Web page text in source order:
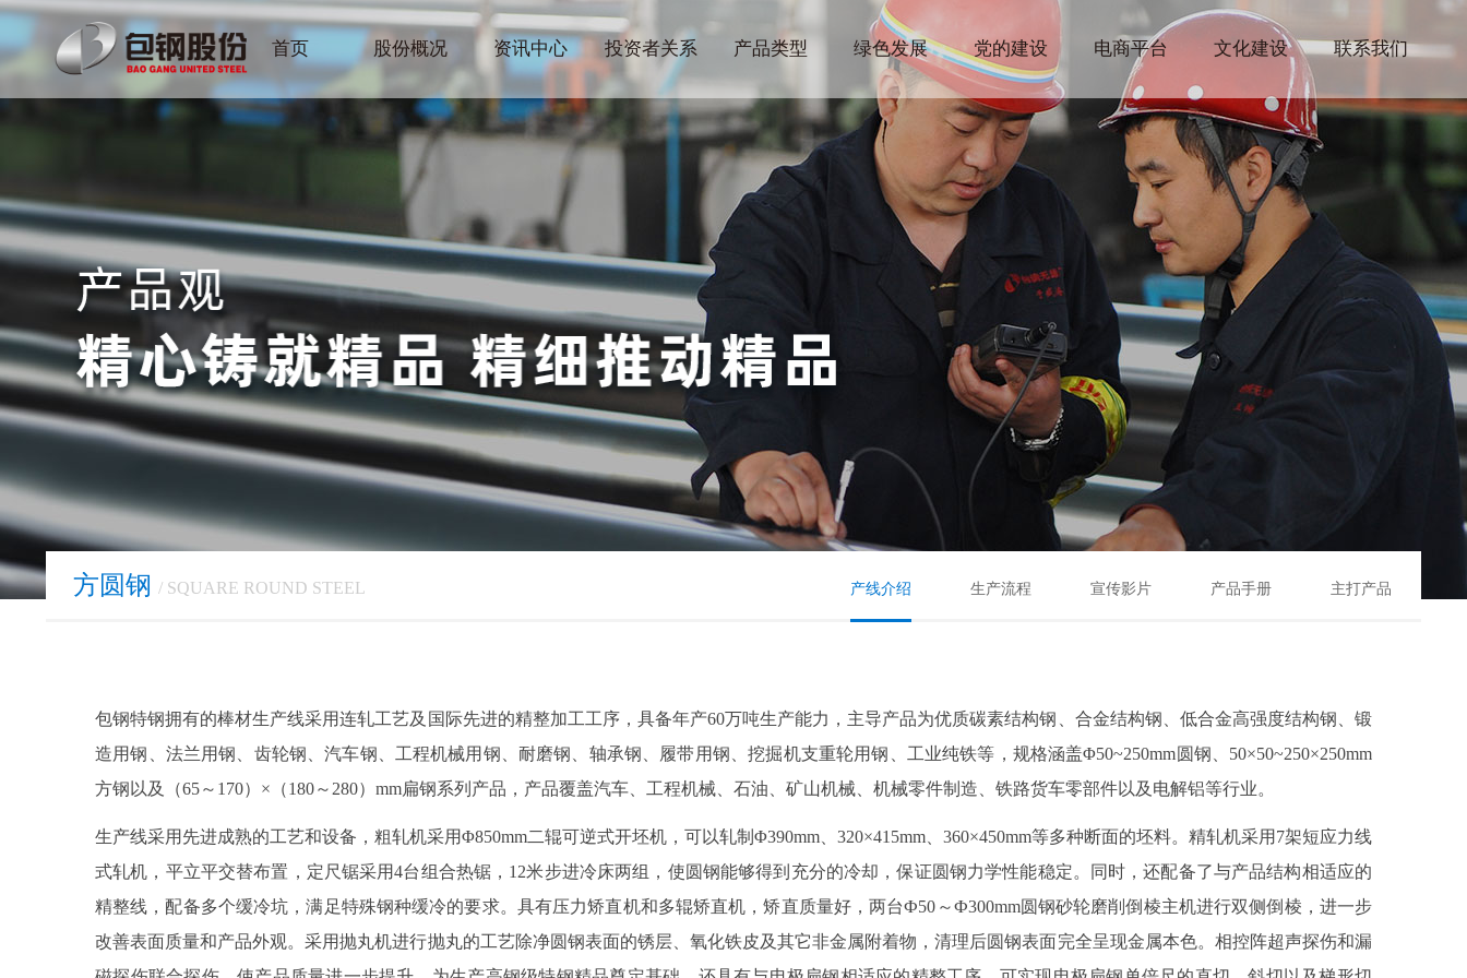
首页 股份概况 资讯中心 投资者关系 产品类型 绿色发展 党的建设 电商平台 文化建设 联系我们
方圆钢 / SQUARE ROUND STEEL 产线介绍 生产流程 宣传影片 产品手册 主打产品
包钢特钢拥有的棒材生产线采用连轧工艺及国际先进的精整加工工序，具备年产60万吨生产能力，主导产品为优质碳素结构钢、合金结构钢、低合金高强度结构钢、锻
造用钢、法兰用钢、齿轮钢、汽车钢、工程机械用钢、耐磨钢、轴承钢、履带用钢、挖掘机支重轮用钢、工业纯铁等，规格涵盖Φ50~250mm圆钢、50×50~250×250mm
方钢以及（65～170）×（180～280）mm扁钢系列产品，产品覆盖汽车、工程机械、石油、矿山机械、机械零件制造、铁路货车零部件以及电解铝等行业。
生产线采用先进成熟的工艺和设备，粗轧机采用Φ850mm二辊可逆式开坯机，可以轧制Φ390mm、320×415mm、360×450mm等多种断面的坯料。精轧机采用7架短应力线
式轧机，平立平交替布置，定尺锯采用4台组合热锯，12米步进冷床两组，使圆钢能够得到充分的冷却，保证圆钢力学性能稳定。同时，还配备了与产品结构相适应的
精整线，配备多个缓冷坑，满足特殊钢种缓冷的要求。具有压力矫直机和多辊矫直机，矫直质量好，两台Ф50～Ф300mm圆钢砂轮磨削倒棱主机进行双侧倒棱，进一步
改善表面质量和产品外观。采用抛丸机进行抛丸的工艺除净圆钢表面的锈层、氧化铁皮及其它非金属附着物，清理后圆钢表面完全呈现金属本色。相控阵超声探伤和漏